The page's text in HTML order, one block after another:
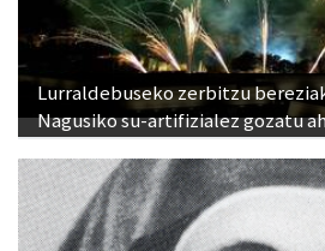
Lurraldebuseko zerbitzu
Nagusiko su-artifizialez gozatu